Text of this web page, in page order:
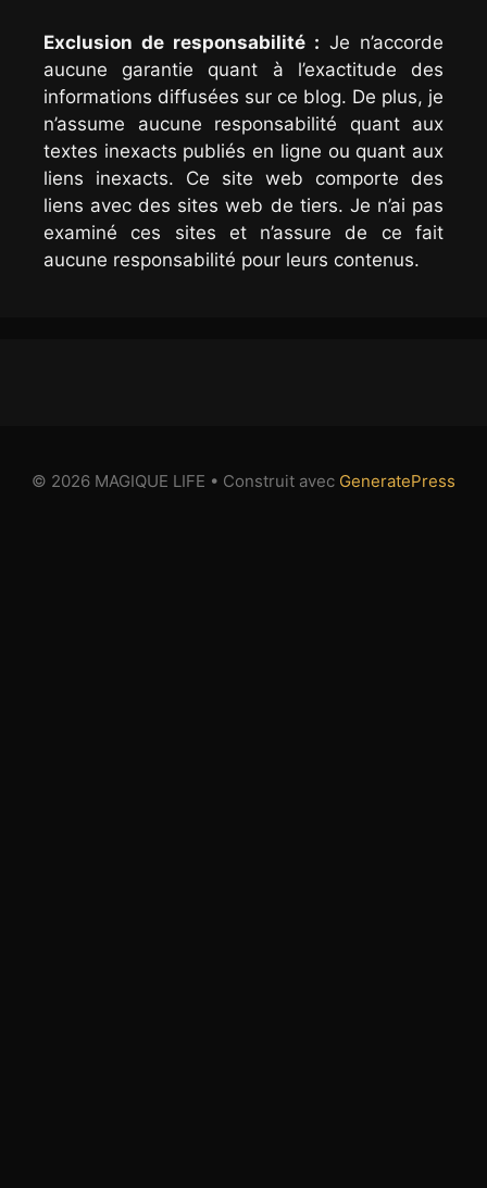
Exclusion de responsabilité : Je n’accorde
aucune garantie quant à l’exactitude des
informations diffusées sur ce blog. De plus, je
n’assume aucune responsabilité quant aux
textes inexacts publiés en ligne ou quant aux
liens inexacts. Ce site web comporte des
liens avec des sites web de tiers. Je n’ai pas
examiné ces sites et n’assure de ce fait
aucune responsabilité pour leurs contenus.
© 2026 MAGIQUE LIFE • Construit avec GeneratePress